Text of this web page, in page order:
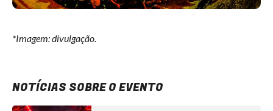
*Imagem: divulgação.
NOTÍCIAS SOBRE O EVENTO